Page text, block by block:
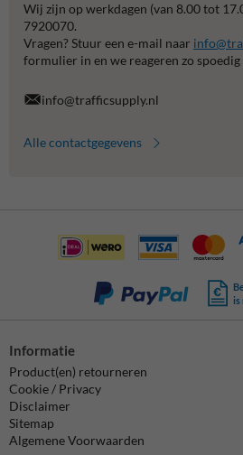
Wij zijn op werkdagen (van 8.00 tot
7920070.
Vragen? Stuur een e-mail naar
formulier in en we reageren zo
info@trafficsupply.nl
Alle contactgegevens
is
Informatie
Product(en) retourneren
Cookie / Privacy
Disclaimer
Sitemap
Algemene Voorwaarden